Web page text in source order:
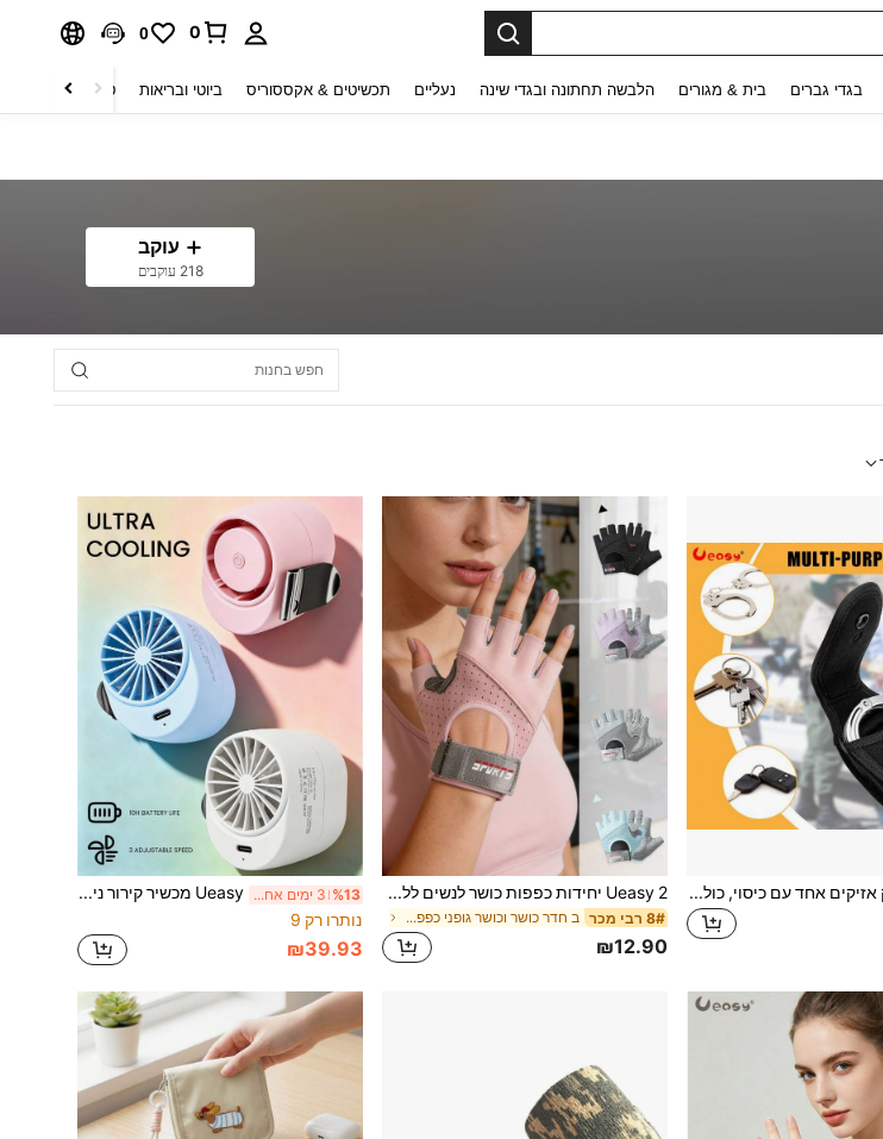
0
0
בגדי גברים בית & מגורים הלבשה תחתונה ובגדי שינה נעליים תכשיטים & אקססוריס ביוטי ובריאות טקסטיל לבית
עוקב
218 עוקבים
Ueasy נרתיק אזיקים אחד עם כיסוי, כולל לולאת חגורה וסגירת בטיחות כפולה, מתאים לחגורת שירות, אזיקי ניילון, ציוד אכיפת חוק, תואם לאזיקים ואזיקים עם צירים Ueasy 2 יחידות כפפות כושר לנשים ללא החלקה עם חצי אצבע, חומר נושם עם מיקרו-נקבים ורפידת ג'ל בכף היד, רצועת פרק כף יד מתכווננת עם סקוץ', כפפות רב-תכליתיות מתאימות להרמת משקולות, רכיבה על אופניים ואימון עליות
8# רבי מכר ב חדר כושר וכושר גופני כפפות לחדר כושר
₪12.90
%13 3 ימים אחרונים
Ueasy מכשיר קירור נייד נטען ב-USB, דגם משודרג 2025, מיני מזגן שקט ללא להבים, 3 מהירויות, עיצוב עם תפס לבגדים, למותניים, לטיולים בחוץ ולמשרד
נותרו רק 9
₪39.93